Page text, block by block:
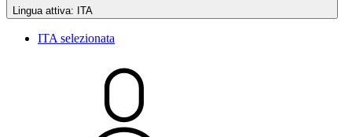
Lingua attiva: ITA
ITA selezionata